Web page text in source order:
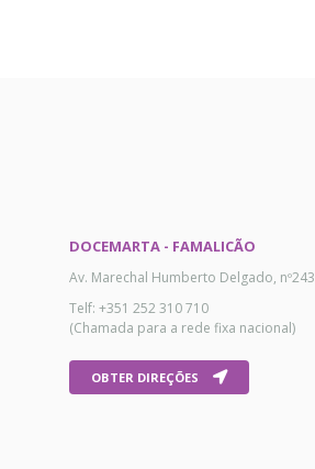
DOCEMARTA - FAMALICÃO
Av. Marechal Humberto Delgado, nº243
Telf: +351 252 310 710
(Chamada para a rede fixa nacional)
OBTER DIREÇÕES